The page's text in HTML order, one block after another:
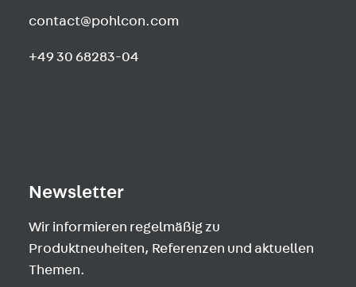
contact@pohlcon.com
+49 30 68283-04
Newsletter
Wir informieren regelmäßig zu
Produktneuheiten, Referenzen und aktuellen
Themen.